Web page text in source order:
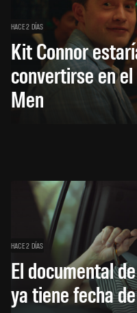
HACE 2 DÍAS
Kit Connor
convertirse en
Men
HACE 2 DÍAS
El documental
ya tiene fecha